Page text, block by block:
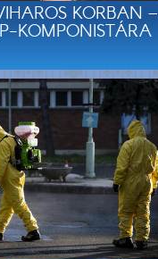
KORBAN –
KOMPONISTÁRA